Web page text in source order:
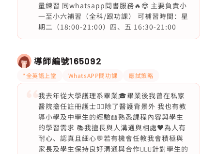
量練習 同whatsapp問書服務🔥😎 主要負責小
一至小六補習（全科/跟功課） 可補習時間：星
期二（18:00-21:00）四、五 16:30-21:00
導師編號165092
*全英語上堂 WhatsAPP問功課 應試策略
我去年從大學護理系畢業🎓畢業後我曾在私家
醫院擔任註冊護士👩‍⚕️除了醫護背景外 我也有教
導小學及中學生的經驗📖熟悉課程內容與學生
的學習需求 📚我擅長與人溝通與相處♥️為人有
耐心、認真且細心💬若有機會任教我會積極與
家長及學生保持良好溝通與合作🙇🏻‍♀️針對學生的